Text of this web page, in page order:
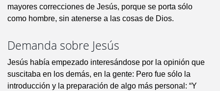
mayores correcciones de Jesús, porque se porta sólo
como hombre, sin atenerse a las cosas de Dios.
Demanda sobre Jesús
Jesús había empezado interesándose por la opinión que
suscitaba en los demás, en la gente: Pero fue sólo la
introducción y la preparación de algo más personal: “Y